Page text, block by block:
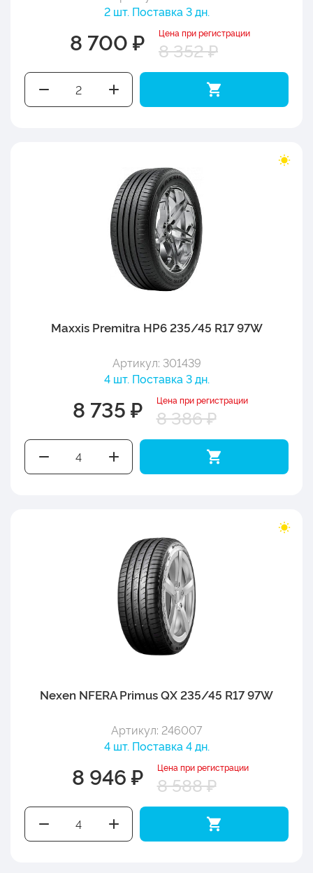
2 шт. Поставка 3 дн.
8 700 ₽ Цена при регистрации
8 352 ₽
Maxxis Premitra HP6 235/45 R17 97W
Артикул: 301439
4 шт. Поставка 3 дн.
8 735 ₽ Цена при регистрации
8 386 ₽
Nexen NFERA Primus QX 235/45 R17 97W
Артикул: 246007
4 шт. Поставка 4 дн.
8 946 ₽ Цена при регистрации
8 588 ₽